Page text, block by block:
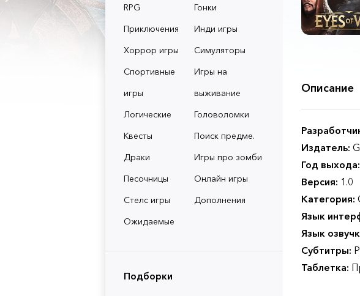
RPG
Гонки
Приключения
Инди игры
Хоррор игры
Симуляторы
Спортивные
игры
Игры на
выживание
Логические
Головоломки
Квесты
Поиск предме.
Драки
Игры про зомби
Песочницы
Онлайн игры
Стелс игры
Дополнения
Ожидаемые
Подборки
Описание
Издатель:
Год выхода:
Версия: 1.0
Категория:
Язык
Язык
Субтитры:
Таблетка: